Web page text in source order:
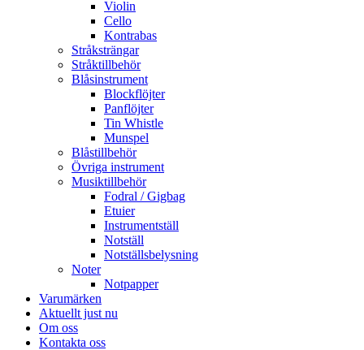
Violin
Cello
Kontrabas
Stråksträngar
Stråktillbehör
Blåsinstrument
Blockflöjter
Panflöjter
Tin Whistle
Munspel
Blåstillbehör
Övriga instrument
Musiktillbehör
Fodral / Gigbag
Etuier
Instrumentställ
Notställ
Notställsbelysning
Noter
Notpapper
Varumärken
Aktuellt just nu
Om oss
Kontakta oss